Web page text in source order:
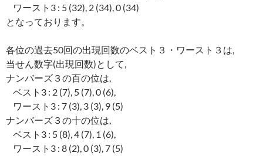
ワースト3 : 5 (32), 2 (34), 0 (34)
となっております。
各位の過去50回の出現回数のベスト３・ワースト３は,
当せん数字(出現回数)として,
ナンバーズ３の百の位は,
ベスト3 : 2 (7), 5 (7), 0 (6),
ワースト3 : 7 (3), 3 (3), 9 (5)
ナンバーズ３の十の位は,
ベスト3 : 5 (8), 4 (7), 1 (6),
ワースト3 : 8 (2), 0 (3), 7 (5)